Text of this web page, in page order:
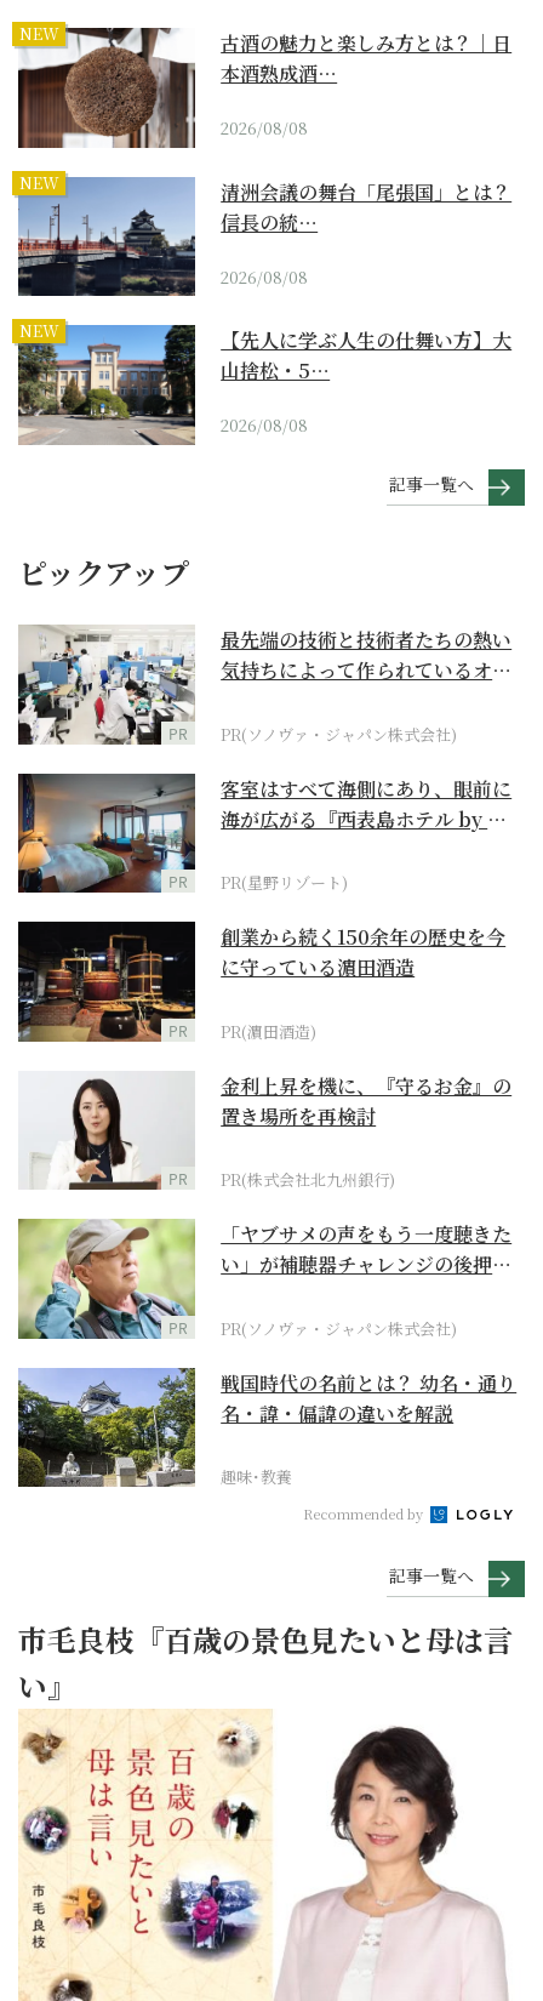
NEW
古酒の魅力と楽しみ方とは？｜日
本酒熟成酒…
2026/08/08
NEW
清洲会議の舞台「尾張国」とは？
信長の統…
2026/08/08
NEW
【先人に学ぶ人生の仕舞い方】大
山捨松・5…
2026/08/08
記事一覧へ
ピックアップ
PR
最先端の技術と技術者たちの熱い
気持ちによって作られているオー
PR(ソノヴァ・ジャパン株式会社)
PR
客室はすべて海側にあり、眼前に
海が広がる『西表島ホテル by 星
PR(星野リゾート)
PR
創業から続く150余年の歴史を今
に守っている濵田酒造
PR(濵田酒造)
PR
金利上昇を機に、『守るお金』の
置き場所を再検討
PR(株式会社北九州銀行)
PR
「ヤブサメの声をもう一度聴きた
い」が補聴器チャレンジの後押し
PR(ソノヴァ・ジャパン株式会社)
戦国時代の名前とは？ 幼名・通り
名・諱・偏諱の違いを解説
趣味･教養
Recommended by
記事一覧へ
市毛良枝『百歳の景色見たいと母は言
い』